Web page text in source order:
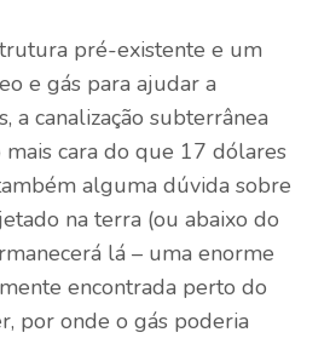
pré-existente e um
e gás para ajudar a
a canalização subterrânea
cara do que 17 dólares
alguma dúvida sobre
na terra (ou abaixo do
lá – uma enorme
encontrada perto do
por onde o gás poderia